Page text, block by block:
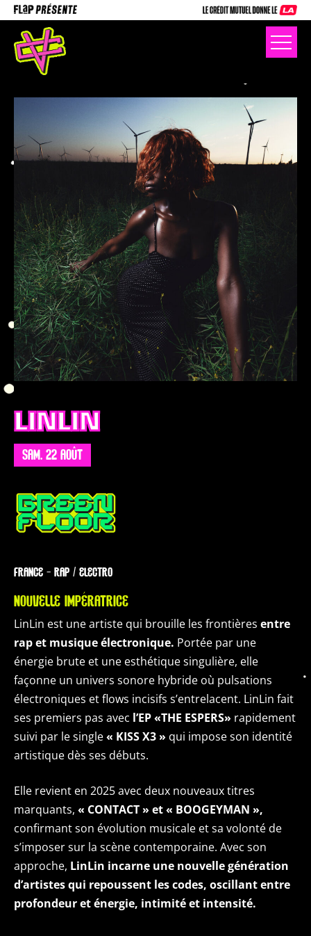
LINLIN
SAM. 22 AOÛT
FRANCE — RAP / ELECTRO
NOUVELLE IMPÉRATRICE
LinLin est une artiste qui brouille les frontières entre
rap et musique électronique. Portée par une
énergie brute et une esthétique singulière, elle
façonne un univers sonore hybride où pulsations
électroniques et flows incisifs s’entrelacent. LinLin fait
ses premiers pas avec l’EP «THE ESPERS» rapidement
suivi par le single« KISS X3 » qui impose son identité
artistique dès ses débuts.
Elle revient en 2025 avec deux nouveaux titres
marquants, « CONTACT » et « BOOGEYMAN »,
confirmant son évolution musicale et sa volonté de
s’imposer sur la scène contemporaine. Avec son
approche, LinLin incarne une nouvelle génération
d’artistes qui repoussent les codes, oscillant entre
profondeur et énergie, intimité et intensité.